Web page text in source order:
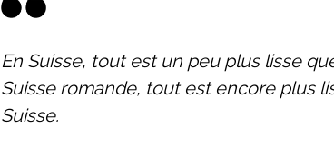
En Suisse, tout est un peu plus lisse
Suisse romande, tout est encore plus
Suisse.